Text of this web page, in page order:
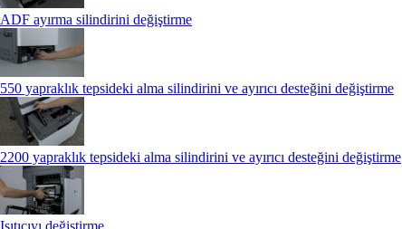
ADF ayırma silindirini değiştirme
550 yapraklık tepsideki alma silindirini ve ayırıcı desteğini değiştirme
2200 yapraklık tepsideki alma silindirini ve ayırıcı desteğini değiştirme